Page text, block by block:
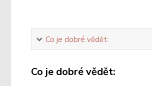
Co je dobré vědět:
Co je dobré vědět: